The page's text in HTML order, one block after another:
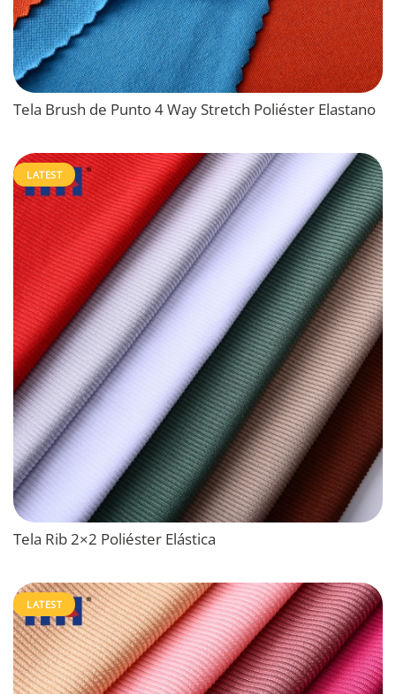
Tela Brush de Punto 4 Way Stretch Poliéster Elastano
LATEST
Tela Rib 2×2 Poliéster Elástica
LATEST